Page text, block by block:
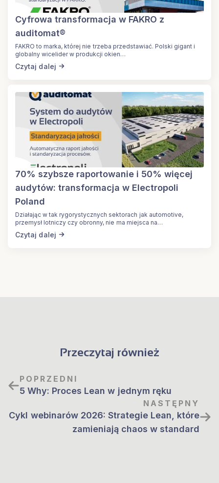
Cyfrowa transformacja w FAKRO z
auditomat®
FAKRO to marka, której nie trzeba przedstawiać. Polski gigant i
globalny wicelider w produkcji okien…
Czytaj dalej
70% szybsze raportowanie i 50% więcej
audytów: transformacja w Electropoli
Poland
Działając w tak rygorystycznych sektorach jak automotive,
przemysł lotniczy czy obronny, nie ma miejsca na…
Czytaj dalej
Przeczytaj również
POPRZEDNI
5 Why: Proces Lean w jednym ręku
NASTĘPNY
Cykl webinarów 2026: Strategie Lean, które
zamieniają chaos w standard